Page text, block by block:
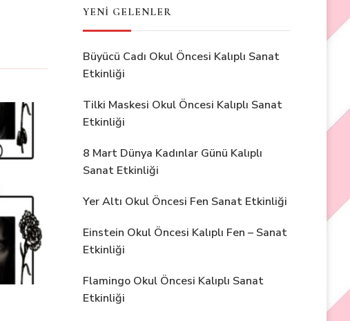
YENİ GELENLER
Büyücü Cadı Okul Öncesi Kalıplı Sanat
Etkinliği
Tilki Maskesi Okul Öncesi Kalıplı Sanat
Etkinliği
8 Mart Dünya Kadınlar Günü Kalıplı
Sanat Etkinliği
Yer Altı Okul Öncesi Fen Sanat Etkinliği
Einstein Okul Öncesi Kalıplı Fen – Sanat
Etkinliği
Flamingo Okul Öncesi Kalıplı Sanat
Etkinliği